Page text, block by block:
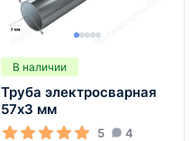
В наличии
Труба электросварная
57х3 мм
5 4